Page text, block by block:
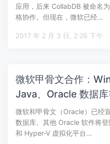
应用，后来 CollabDB 被命名
格协作。但现在，微软已经…
2017 年 2 月 3 日, 2:26 下午
微软甲骨文合作：
Java、Oracle 数据
微软和甲骨文（Oracle）已经
数据库、其他 Oracle 软件将
和 Hyper-V 虚拟化平台…